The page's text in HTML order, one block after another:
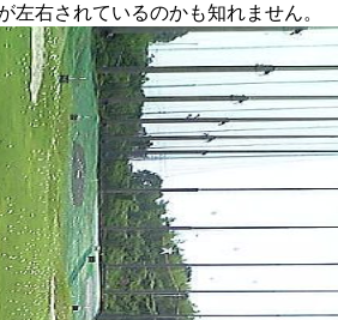
右されているのかも知れません。